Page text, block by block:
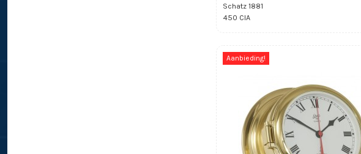
Schatz 1881
450 CIA
Aanbieding!